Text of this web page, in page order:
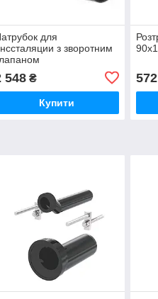
для
з зворотним
548₴
Купити
572